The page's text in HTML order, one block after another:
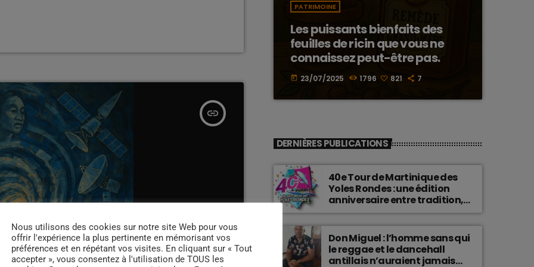
insert_link
PATRIMOINE
Les puissants bienfaits des
feuilles de ricin que vous ne
connaissez peut-être pas.
today 23/07/2025 1796 821 7
DERNIÈRES PUBLICATIONS
40e Tour de Martinique des
Yoles Rondes : une édition
anniversaire entre tradition,
passion et fierté
martiniquaise.
Don Miguel : l’homme sans qui
le reggae et le dancehall
antillais n’auraient jamais
Nous utilisons des cookies sur notre site Web pour vous
offrir l'expérience la plus pertinente en mémorisant vos
préférences et en répétant vos visites. En cliquant sur « Tout
accepter », vous consentez à l'utilisation de TOUS les